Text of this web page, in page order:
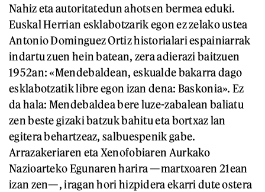
Nahiz eta autoritatedun ahotsen bermea eduki.
Euskal Herrian esklabotzarik egon ez zelako ustea
Antonio Dominguez Ortiz historialari espainiarrak
indartu zuen hein batean, zera adierazi baitzuen
1952an: «Mendebaldean, eskualde bakarra dago
esklabotzatik libre egon izan dena: Baskonia». Ez
da hala: Mendebaldea bere luze-zabalean baliatu
zen beste gizaki batzuk bahitu eta bortxaz lan
egitera behartzeaz, salbuespenik gabe.
Arrazakeriaren eta Xenofobiaren Aurkako
Nazioarteko Egunaren harira —martxoaren 21ean
izan zen—, iragan hori hizpidera ekarri dute ostera